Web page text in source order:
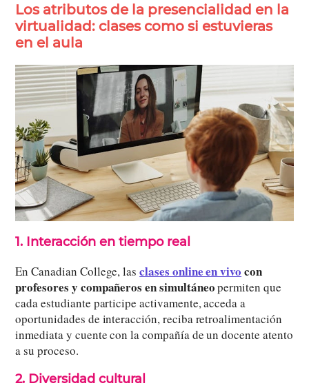
Los atributos de la presencialidad en la
virtualidad: clases como si estuvieras
en el aula
1. Interacción en tiempo real
En Canadian College, lasclases online en vivo con
profesores y compañeros en simultáneopermiten que
cada estudiante participe activamente, acceda a
oportunidades de interacción, reciba retroalimentación
inmediata y cuente con la compañía de un docente atento
a su proceso.
2. Diversidad cultural